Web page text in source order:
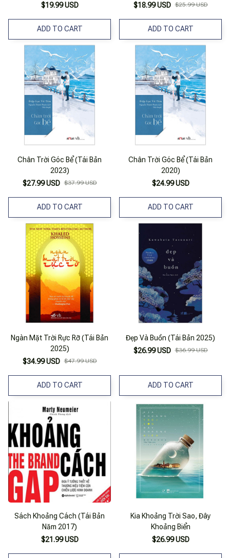
$19.99 USD
ADD TO CART
Thiếu Nhi
$18.99 USD $25.99 USD
ADD TO CART
Chân Trời Góc Bể (Tái Bản
2023)
$27.99 USD $37.99 USD
ADD TO CART
Chân Trời Góc Bể (Tái Bản
2020)
$24.99 USD
ADD TO CART
Ngàn Mặt Trời Rực Rỡ (Tái Bản
2025)
$34.99 USD $47.99 USD
ADD TO CART
Đẹp Và Buồn (Tái Bản 2025)
$26.99 USD $36.99 USD
ADD TO CART
Sách Khoảng Cách (Tái Bản
Năm 2017)
$21.99 USD
Kia Khoảng Trời Sao, Đây
Khoảng Biển
$26.99 USD